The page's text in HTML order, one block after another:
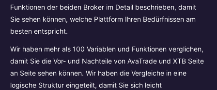
Funktionen der beiden Broker im Detail beschrieben, damit
Sie sehen können, welche Plattform Ihren Bedürfnissen am
besten entspricht.
Wir haben mehr als 100 Variablen und Funktionen verglichen,
damit Sie die Vor- und Nachteile von AvaTrade und XTB Seite
an Seite sehen können. Wir haben die Vergleiche in eine
logische Struktur eingeteilt, damit Sie sich leicht